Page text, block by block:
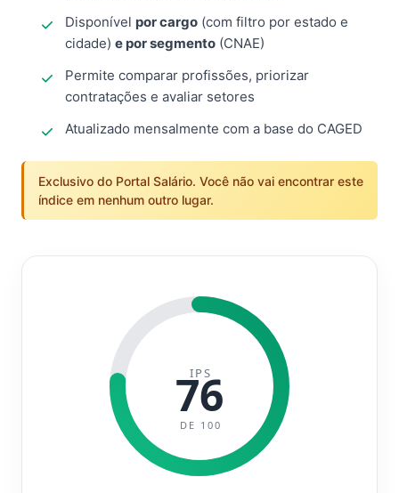
Disponível por cargo (com filtro por estado e
cidade) e por segmento (CNAE)
Permite comparar profissões, priorizar
contratações e avaliar setores
Atualizado mensalmente com a base do CAGED
Exclusivo do Portal Salário. Você não vai encontrar este
índice em nenhum outro lugar.
IPS
76
DE 100